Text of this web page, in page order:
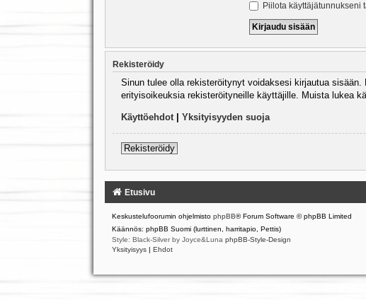
Piilota käyttäjätunnukseni
Rekisteröidy
Sinun tulee olla rekisteröitynyt voidaksesi kirjautua
erityisoikeuksia rekisteröityneille käyttäjille. Muista lukea
Käyttöehdot| Yksityisyyden suoja
Rekisteröidy
Etusivu
Keskustelufoorumin ohjelmisto phpBB® Forum Software © phpBB Limited
Käännös: phpBB Suomi (lurttinen, harritapio, Pettis)
Style: Black-Silver by Joyce&Luna phpBB-Style-Design
Yksityisyys | Ehdot